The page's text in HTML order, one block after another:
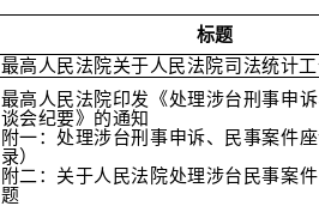
标题
最高人民法院关于人民法院司法统计
最高人民法院印发《处理涉台刑事申
谈会纪要》的通知
附一：处理涉台刑事申诉、民事案件
录）
附二：关于人民法院处理涉台民事案
题